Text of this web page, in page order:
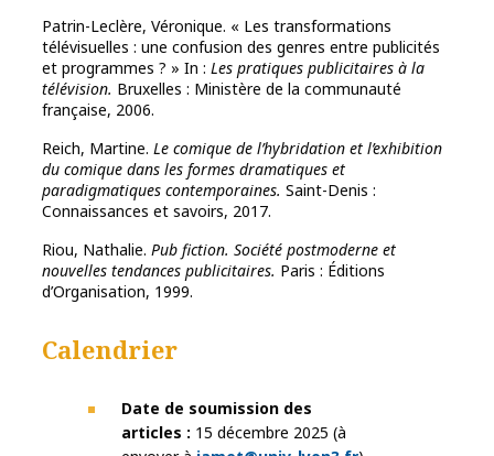
Patrin-Leclère, Véronique. « Les transformations
télévisuelles : une confusion des genres entre publicités
et programmes ? » In : Les pratiques publicitaires à la
télévision. Bruxelles : Ministère de la communauté
française, 2006.
Reich, Martine. Le comique de l’hybridation et l’exhibition
du comique dans les formes dramatiques et
paradigmatiques contemporaines. Saint-Denis :
Connaissances et savoirs, 2017.
Riou, Nathalie. Pub fiction. Société postmoderne et
nouvelles tendances publicitaires. Paris : Éditions
d’Organisation, 1999.
Calendrier
Date de soumission des
articles : 15 décembre 2025 (à